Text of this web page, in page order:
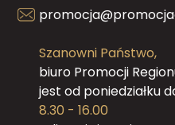
Szanowni Państwo,
biuro Promocji
jest od poniedziałku
8.30 - 16.00